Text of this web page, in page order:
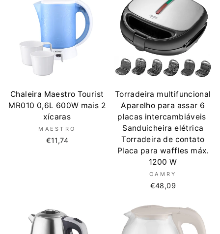
Chaleira Maestro Tourist
MR010 0,6L 600W mais 2
xícaras
MAESTRO
€11,74
Torradeira multifuncional
Aparelho para assar 6
placas intercambiáveis ​​
Sanduicheira elétrica
Torradeira de contato
Placa para waffles máx.
1200 W
CAMRY
€48,09